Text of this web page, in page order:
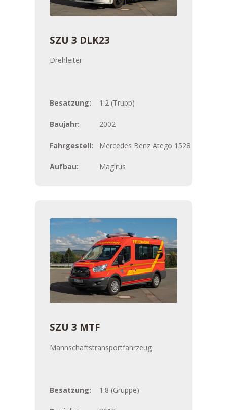
SZU 3 DLK23
Drehleiter
Besatzung: 1:2 (Trupp)
Baujahr: 2002
Fahrgestell: Mercedes Benz Atego 1528
Aufbau: Magirus
SZU 3 MTF
Mannschaftstransportfahrzeug
Besatzung: 1:8 (Gruppe)